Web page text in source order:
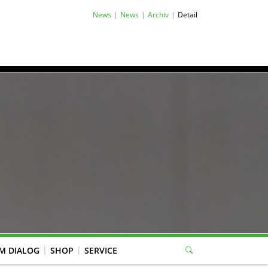
News News Archiv Detail
DIALOG SHOP SERVICE